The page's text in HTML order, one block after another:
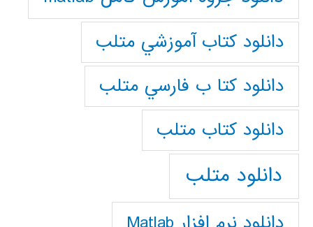
دانلود كتاب آموزشي متلب
دانلود كتا ب فارسي متلب
دانلود كتاب متلب
دانلود متلب